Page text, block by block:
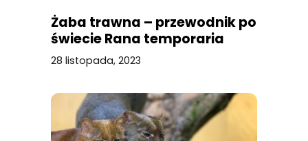
Żaba trawna – przewodnik po
świecie Rana temporaria
28 listopada, 2023